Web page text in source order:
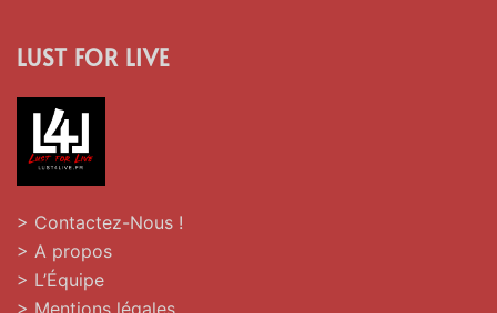
LUST FOR LIVE
> Contactez-Nous !
> A propos
> L’Équipe